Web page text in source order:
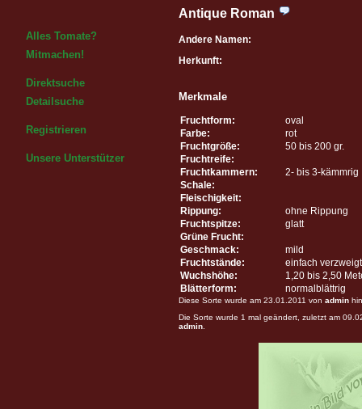
Alles Tomate?
Mitmachen!
Direktsuche
Detailsuche
Registrieren
Unsere Unterstützer
Antique Roman
Andere Namen:
Herkunft:
Merkmale
Fruchtform:
oval
Farbe:
rot
Fruchtgröße:
50 bis 200 gr.
Fruchtreife:
Fruchtkammern:
2- bis 3-kämmrig
Schale:
Fleischigkeit:
Rippung:
ohne Rippung
Fruchtspitze:
glatt
Grüne Frucht:
Geschmack:
mild
Fruchtstände:
einfach verzweigt
Wuchshöhe:
1,20 bis 2,50
Blätterform:
normalblättrig
Diese Sorte wurde am 23.01.2011 von admin
Die Sorte wurde 1 mal geändert, zuletzt am
admin